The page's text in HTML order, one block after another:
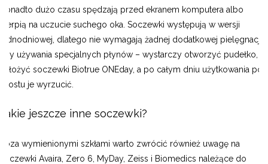
ponadto dużo czasu spędzają przed ekranem komputera albo
cierpią na uczucie suchego oka. Soczewki występują w wersji
jednodniowej, dlatego nie wymagają żadnej dodatkowej pielęgnacji
czy używania specjalnych płynów – wystarczy otworzyć pudełko,
założyć soczewki Biotrue ONEday, a po całym dniu użytkowania po
prostu je wyrzucić.
Jakie jeszcze inne soczewki?
Poza wymienionymi szkłami warto zwrócić również uwagę na
soczewki Avaira, Zero 6, MyDay, Zeiss i Biomedics należące do